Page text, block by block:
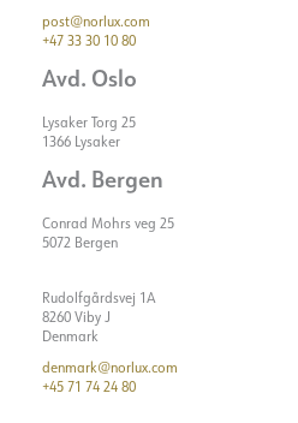
post@norlux.com
+47 33 30 10 80
Avd. Oslo
Lysaker Torg 25
1366 Lysaker
Avd. Bergen
Conrad Mohrs veg 25
5072 Bergen
Rudolfgårdsvej 1A
8260 Viby J
Denmark
denmark@norlux.com
+45 71 74 24 80